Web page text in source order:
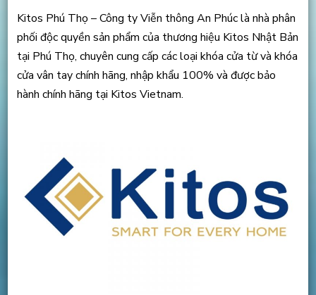
Kitos Phú Thọ – Công ty Viễn thông An Phúc là nhà phân
phối độc quyền sản phẩm của thương hiệu Kitos Nhật Bản
tại Phú Thọ, chuyên cung cấp các loại khóa cửa từ và khóa
cửa vân tay chính hãng, nhập khẩu 100% và được bảo
hành chính hãng tại Kitos Vietnam.